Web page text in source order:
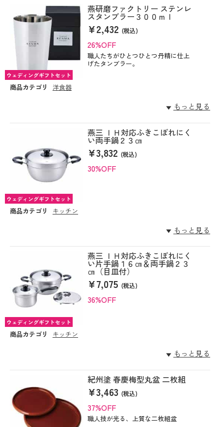
ウェディングギフトセット
燕研磨ファクトリー ステンレ
スタンブラー３００ｍｌ
¥2,432(税込)
26%OFF
職人たちがひとつひとつ丹精に仕上
げたタンブラー。
商品カテゴリ 洋食器
もっと見る
ウェディングギフトセット
燕三 ＩＨ対応ふきこぼれにく
い両手鍋２３㎝
¥3,832(税込)
30%OFF
商品カテゴリ キッチン
もっと見る
ウェディングギフトセット
燕三 ＩＨ対応ふきこぼれにく
い片手鍋１６㎝＆両手鍋２３
㎝（目皿付）
¥7,075(税込)
36%OFF
商品カテゴリ キッチン
もっと見る
紀州塗 春慶梅型丸盆 二枚組
¥3,463(税込)
37%OFF
職人技が光る、上質な二枚組盆